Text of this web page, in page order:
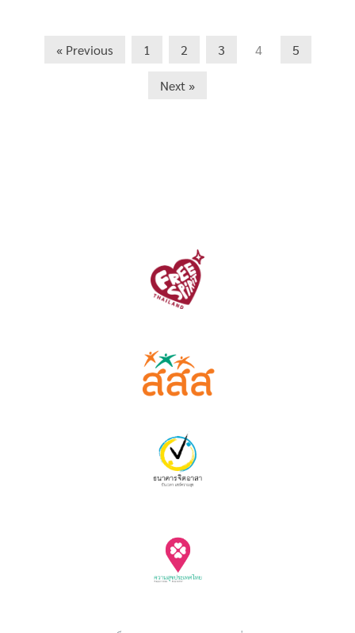
« Previous 1 2 3 4 5
Next »